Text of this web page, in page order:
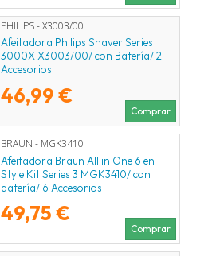
PHILIPS - X3003/00
Afeitadora Philips Shaver Series
3000X X3003/00/ con Batería/ 2
Accesorios
46,99 €
Comprar
BRAUN - MGK3410
Afeitadora Braun All in One 6 en 1
Style Kit Series 3 MGK3410/ con
batería/ 6 Accesorios
49,75 €
Comprar